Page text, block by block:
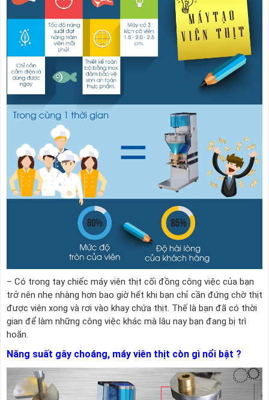
– Có trong tay chiếc máy viên thịt cối đồng công việc của bạn
trở nên nhẹ nhàng hơn bao giờ hết khi bạn chỉ cần đứng chờ thịt
được viên xong và rơi vào khay chứa thịt. Thế là bạn đã có thời
gian để làm những công việc khác mà lâu nay bạn đang bị trì
hoãn.
Năng suất gây choáng, máy viên thịt còn gì nổi bật ?